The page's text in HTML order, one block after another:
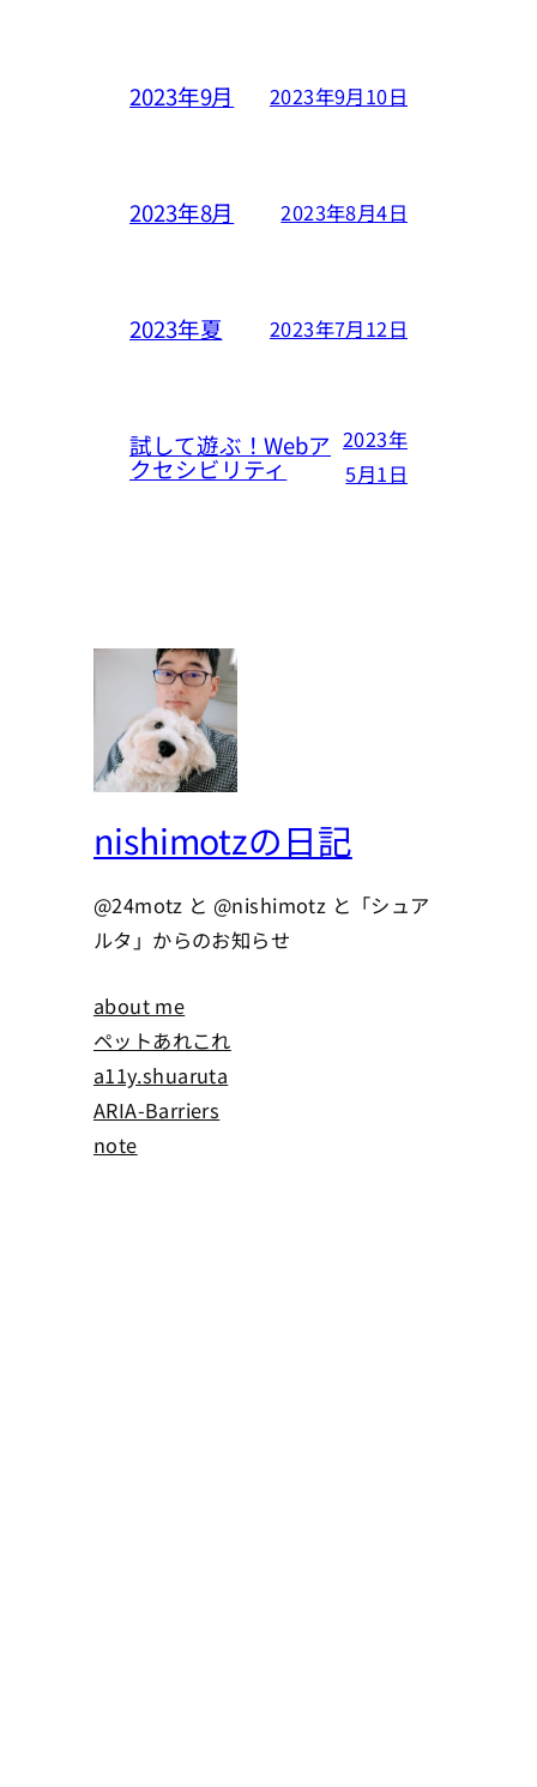
2023年9月 2023年9月10日
2023年8月 2023年8月4日
2023年夏 2023年7月12日
試して遊ぶ！Webア
クセシビリティ
2023年
5月1日
nishimotzの日記
@24motz と @nishimotz と「シュア
ルタ」からのお知らせ
about me
ペットあれこれ
a11y.shuaruta
ARIA-Barriers
note